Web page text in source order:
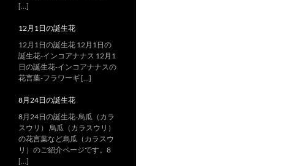
[…]
12月1日の誕生花
12月1日の誕生花 12月1日の
誕生花-インコアナナス 12月1
日の誕生花-インコアナナスの
花言葉-フラワーギ […]
8月24日の誕生花
8月24日の誕生花-烏瓜（カラ
スウリ） 烏瓜（カラスウリ）
の花言葉など烏瓜（カラスウ
リ）のご紹介ページです。8
[…]